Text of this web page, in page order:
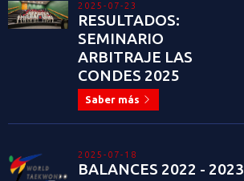
2025-07-23
RESULTADOS:
SEMINARIO
ARBITRAJE LAS
CONDES 2025
Saber más
2025-07-18
BALANCES 2022 - 2023